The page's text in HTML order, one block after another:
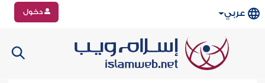
عربي دخول